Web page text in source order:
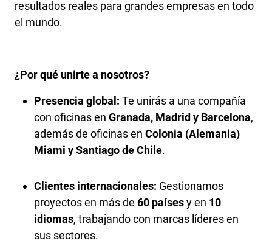
resultados reales para grandes empresas en todo
el mundo.
¿Por qué unirte a nosotros?
Presencia global: Te unirás a una compañía
con oficinas en Granada, Madrid y Barcelona,
además de oficinas en Colonia (Alemania)
Miami y Santiago de Chile.
Clientes internacionales: Gestionamos
proyectos en más de 60 paísesy en 10
idiomas, trabajando con marcas líderes en
sus sectores.